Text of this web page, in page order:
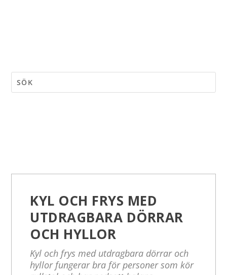
KYL OCH FRYS MED
UTDRAGBARA DÖRRAR
OCH HYLLOR
Kyl och frys med utdragbara dörrar och
hyllor fungerar bra för personer som kör